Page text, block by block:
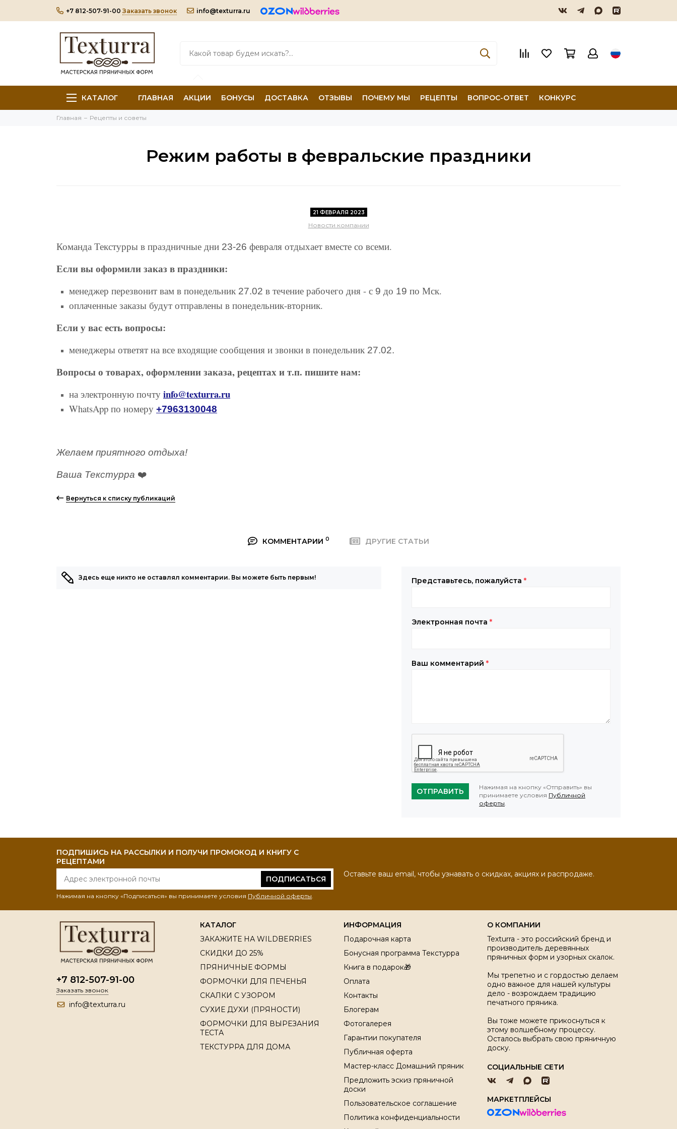
+7 812-507-91-00 Заказать звонок info@texturra.ru
КАТАЛОГ ГЛАВНАЯ АКЦИИ БОНУСЫ ДОСТАВКА ОТЗЫВЫ ПОЧЕМУ МЫ РЕЦЕПТЫ ВОПРОС-ОТВЕТ КОНКУРС
Главная Рецепты и советы
Режим работы в февральские праздники
21 ФЕВРАЛЯ 2023
Новости компании
Команда Текстурры в праздничные дни 23-26 февраля отдыхает вместе со всеми.
Если вы оформили заказ в праздники:
менеджер перезвонит вам в понедельник 27.02 в течение рабочего дня - с 9 до 19 по Мск.
оплаченные заказы будут отправлены в понедельник-вторник.
Если у вас есть вопросы:
менеджеры ответят на все входящие сообщения и звонки в понедельник 27.02.
Вопросы о товарах, оформлении заказа, рецептах и т.п. пишите нам:
на электронную почту info@texturra.ru
WhatsApp по номеру +7963130048
Желаем приятного отдыха!
Ваша Текстурра ❤️
Вернуться к списку публикаций
КОММЕНТАРИИ 0 ДРУГИЕ СТАТЬИ
Здесь еще никто не оставлял комментарии. Вы можете быть первым! Представьтесь, пожалуйста *
Электронная почта *
Ваш комментарий *
ОТПРАВИТЬ
Нажимая на кнопку «Отправить» вы
принимаете условия Публичной
оферты
ПОДПИШИСЬ НА РАССЫЛКИ И ПОЛУЧИ ПРОМОКОД И КНИГУ С
РЕЦЕПТАМИ
ПОДПИСАТЬСЯ
Нажимая на кнопку «Подписаться» вы принимаете условия Публичной оферты
Оставьте ваш email, чтобы узнавать о скидках, акциях и распродаже.
+7 812-507-91-00
Заказать звонок
info@texturra.ru
КАТАЛОГ
ЗАКАЖИТЕ НА WILDBERRIES
СКИДКИ ДО 25%
ПРЯНИЧНЫЕ ФОРМЫ
ФОРМОЧКИ ДЛЯ ПЕЧЕНЬЯ
СКАЛКИ С УЗОРОМ
СУХИЕ ДУХИ (ПРЯНОСТИ)
ФОРМОЧКИ ДЛЯ ВЫРЕЗАНИЯ
ТЕСТА
ТЕКСТУРРА ДЛЯ ДОМА
ИНФОРМАЦИЯ
Подарочная карта
Бонусная программа Текстурра
Книга в подарок🎁
Оплата
Контакты
Блогерам
Фотогалерея
Гарантии покупателя
Публичная оферта
Мастер-класс Домашний пряник
Предложить эскиз пряничной
доски
Пользовательское соглашение
Политика конфиденциальности
О КОМПАНИИ
Texturra - это российский бренд и
производитель деревянных
пряничных форм и узорных скалок.
Мы трепетно и с гордостью делаем
одно важное для нашей культуры
дело - возрождаем традицию
печатного пряника.
Вы тоже можете прикоснуться к
этому волшебному процессу.
Осталось выбрать свою пряничную
доску.
СОЦИАЛЬНЫЕ СЕТИ
МАРКЕТПЛЕЙСЫ